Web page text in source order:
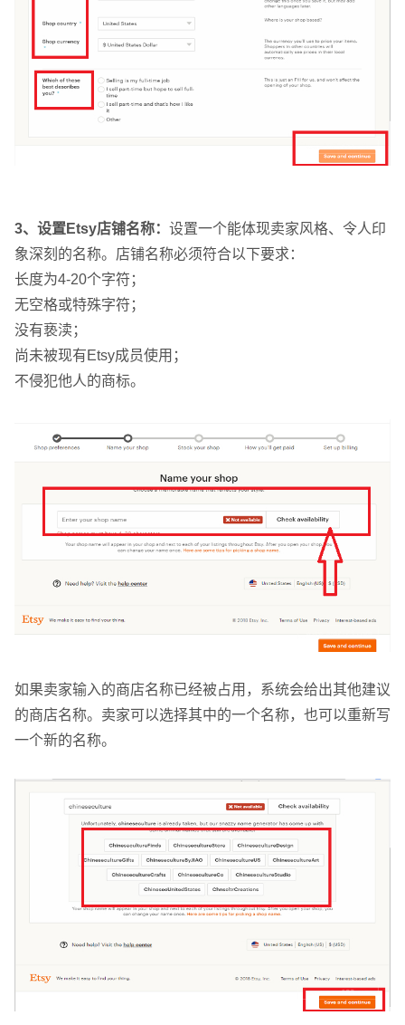
3、设置Etsy店铺名称： 设置一个能体现卖家风格、令人印
象深刻的名称。店铺名称必须符合以下要求：
长度为4-20个字符；
无空格或特殊字符；
没有亵渎；
尚未被现有Etsy成员使用；
不侵犯他人的商标。
如果卖家输入的商店名称已经被占用，系统会给出其他建议
的商店名称。卖家可以选择其中的一个名称，也可以重新写
一个新的名称。